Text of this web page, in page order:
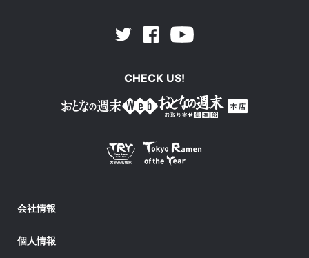
Twitter Facebook
CHECK US!
会社情報
個人情報